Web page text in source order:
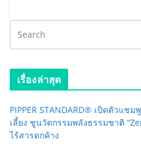
เรื่องล่าสุด
PIPPER STANDARD® เปิดตัวแช
เลี้ยง ชูนวัตกรรมพลังธรรมชาติ
ไร้สารตกค้าง